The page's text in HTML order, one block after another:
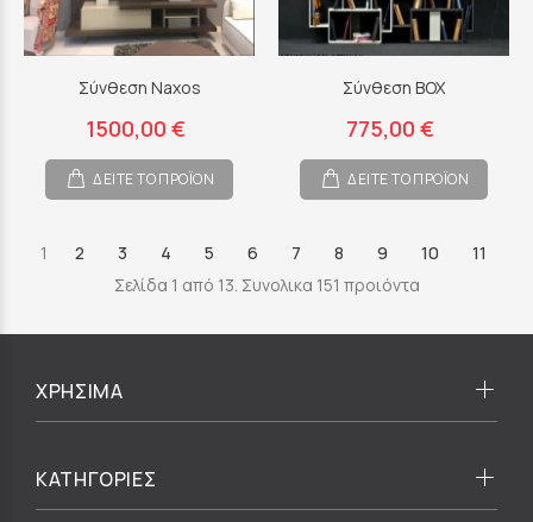
Σύνθεση Naxos
1500,00 €
ΔΕΙΤΕ ΤΟ ΠΡΟΪΟΝ
Σύνθεση BOX
775,00 €
ΔΕΙΤΕ ΤΟ ΠΡΟΪΟΝ
1 2 3 4 5 6 7 8 9 10
11
Σελίδα 1 από 13. Συνολικα 151 προιόντα
ΧΡΗΣΙΜΑ
ΚΑΤΗΓΟΡΙΕΣ